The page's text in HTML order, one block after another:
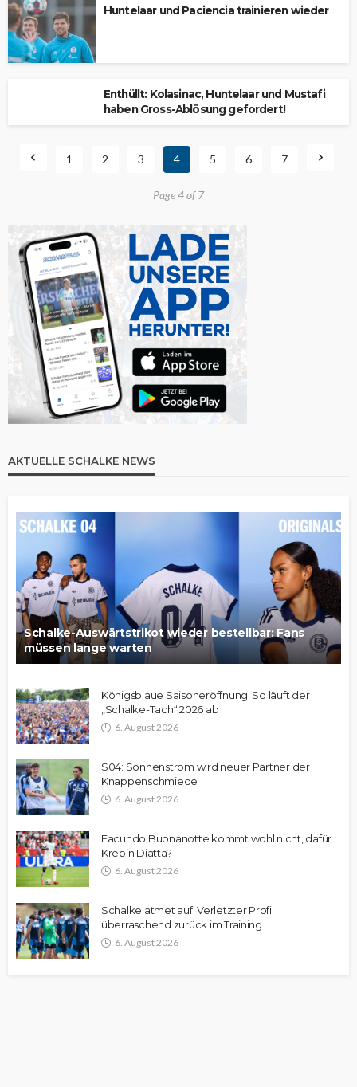
Huntelaar und Paciencia trainieren wieder
Enthüllt: Kolasinac, Huntelaar und Mustafi
haben Gross-Ablösung gefordert!
1 2 3 4 5 6 7
Page 4 of 7
AKTUELLE SCHALKE NEWS
Schalke-Auswärtstrikot wieder bestellbar: Fans
müssen lange warten
Königsblaue Saisoneröffnung: So läuft der
„Schalke-Tach“ 2026 ab
6. August 2026
S04: Sonnenstrom wird neuer Partner der
Knappenschmiede
6. August 2026
Facundo Buonanotte kommt wohl nicht, dafür
Krepin Diatta?
6. August 2026
Schalke atmet auf: Verletzter Profi
überraschend zurück im Training
6. August 2026